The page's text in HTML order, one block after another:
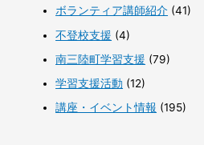
ボランティア講師紹介 (41)
不登校支援 (4)
南三陸町学習支援 (79)
学習支援活動 (12)
講座・イベント情報 (195)